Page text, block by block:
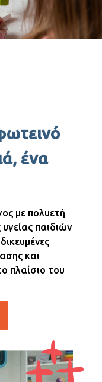
ένα
με πολυετή
παιδιών
και
πλαίσιο του